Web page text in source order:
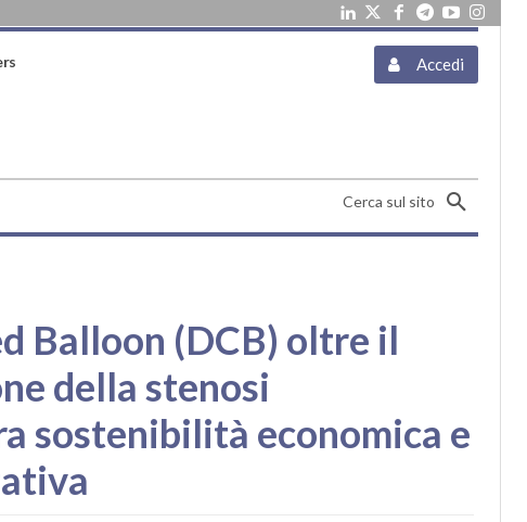
Accedi
Cerca sul sito
Balloon (DCB) oltre il
della stenosi
sostenibilità economica e